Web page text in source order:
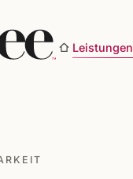
Leistungen